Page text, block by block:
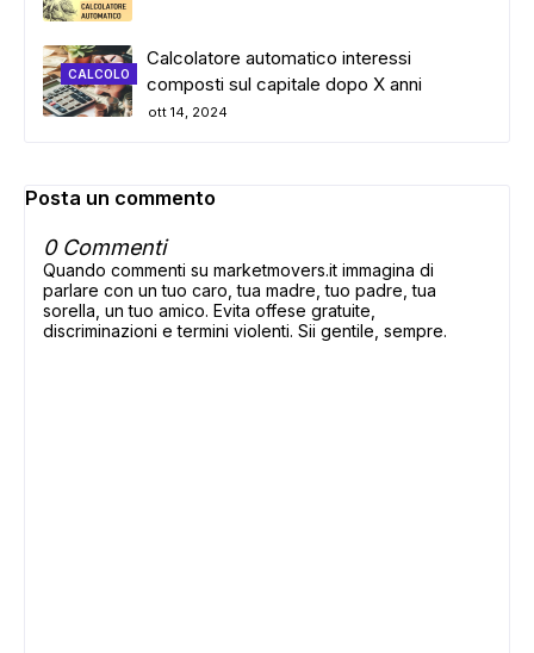
CALCOLO
Calcolatore automatico interessi
composti sul capitale dopo X anni
ott 14, 2024
Posta un commento
0 Commenti
Quando commenti su marketmovers.it immagina di
parlare con un tuo caro, tua madre, tuo padre, tua
sorella, un tuo amico. Evita offese gratuite,
discriminazioni e termini violenti. Sii gentile, sempre.